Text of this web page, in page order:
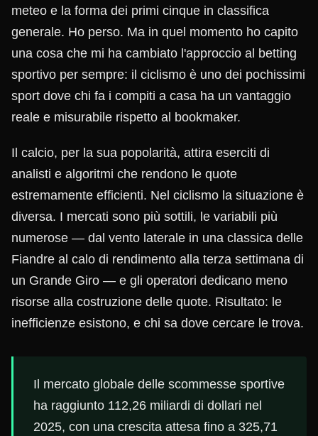
meteo e la forma dei primi cinque in classifica
generale. Ho perso. Ma in quel momento ho capito
una cosa che mi ha cambiato l'approccio al betting
sportivo per sempre: il ciclismo è uno dei pochissimi
sport dove chi fa i compiti a casa ha un vantaggio
reale e misurabile rispetto al bookmaker.
Il calcio, per la sua popolarità, attira eserciti di
analisti e algoritmi che rendono le quote
estremamente efficienti. Nel ciclismo la situazione è
diversa. I mercati sono più sottili, le variabili più
numerose — dal vento laterale in una classica delle
Fiandre al calo di rendimento alla terza settimana di
un Grande Giro — e gli operatori dedicano meno
risorse alla costruzione delle quote. Risultato: le
inefficienze esistono, e chi sa dove cercare le trova.
Il mercato globale delle scommesse sportive
ha raggiunto 112,26 miliardi di dollari nel
2025, con una crescita attesa fino a 325,71